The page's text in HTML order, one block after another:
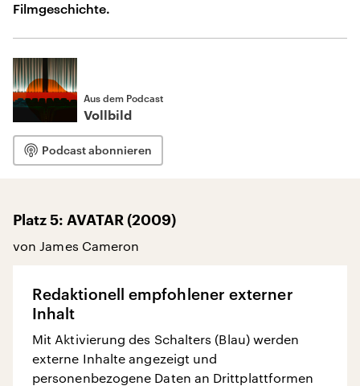
Filmgeschichte.
Aus dem Podcast
Vollbild
Podcast abonnieren
Platz 5: AVATAR (2009)
von James Cameron
Redaktionell empfohlener externer
Inhalt
Mit Aktivierung des Schalters (Blau) werden
externe Inhalte angezeigt und
personenbezogene Daten an Drittplattformen